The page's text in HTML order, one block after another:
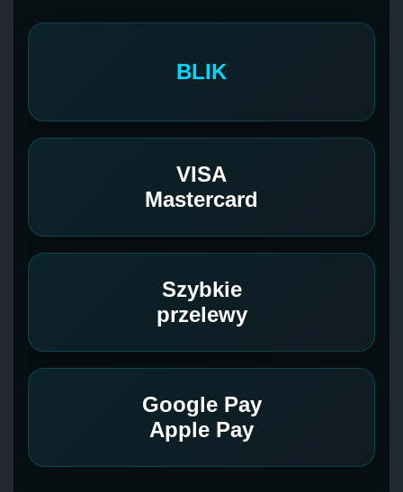
BLIK
VISA
Mastercard
Szybkie
przelewy
Google Pay
Apple Pay